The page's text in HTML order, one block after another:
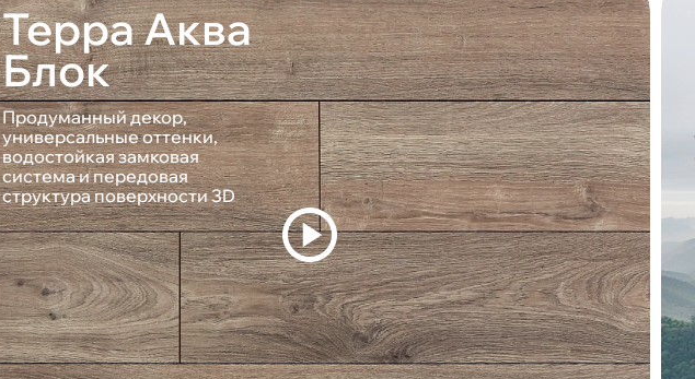
Терра Аква
Блок
Продуманный декор,
универсальные оттенки,
водостойкая замковая
система и передовая
структура поверхности 3D